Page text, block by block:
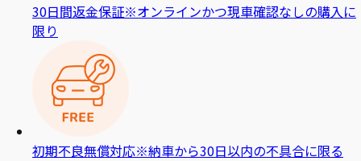
30日間返金保証※オンラインかつ現車確認なしの購入に
限り
初期不良無償対応※納車から30日以内の不具合に限る